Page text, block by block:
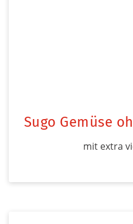
Sugo Gemüse
mit extra